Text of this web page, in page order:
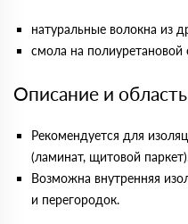
натуральные волокна из
смола на полиуретановой
Описание и
Рекомендуется для
(ламинат, щитовой
Возможна внутренняя
и перегородок.